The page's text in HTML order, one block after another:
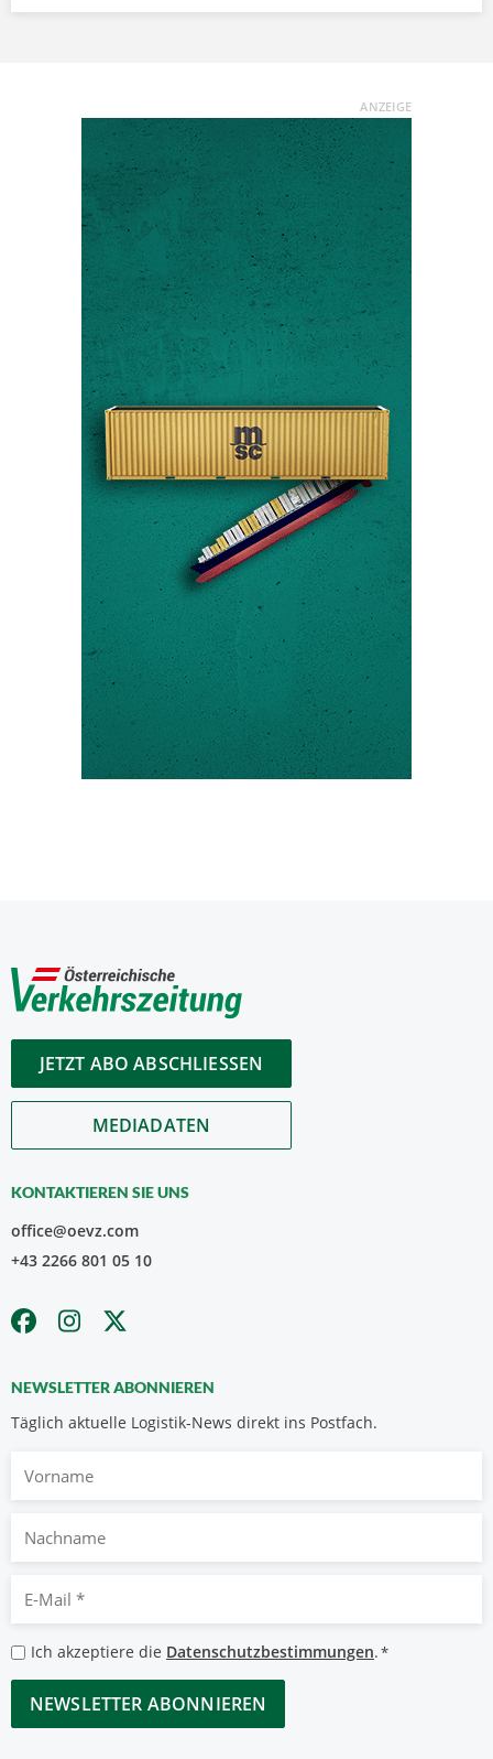
ANZEIGE
JETZT ABO ABSCHLIESSEN
MEDIADATEN
KONTAKTIEREN SIE UNS
office@oevz.com
+43 2266 801 05 10
NEWSLETTER ABONNIEREN
Täglich aktuelle Logistik-News direkt ins Postfach.
Nachname
Mail
*
Datenschutzbestimmungen
*
Ich akzeptiere die Datenschutzbestimmungen.*
CAPTCHA